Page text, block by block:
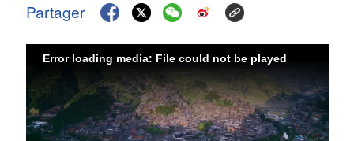
Partager
Error loading media: File could not be played